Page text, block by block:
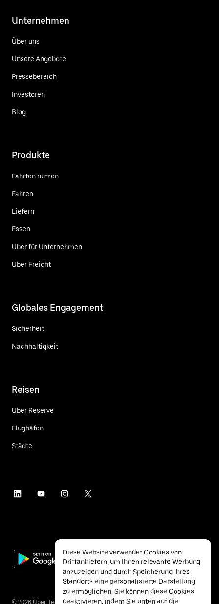
Unternehmen
Über uns
Unsere Angebote
Pressebereich
Investoren
Blog
Produkte
Fahrten nutzen
Fahren
Liefern
Essen
Uber für Unternehmen
Uber Freight
Globales Engagement
Sicherheit
Nachhaltigkeit
Reisen
Uber Reserve
Flughäfen
Städte
© 2026 Uber Technologies Inc.
Diese Website verwendet Cookies von
Drittanbietern, um Ihnen relevante Werbung
anzuzeigen und durch Speicherung Ihres
Standorts eine personalisierte Darstellung
zu ermöglichen. Sie können diese Cookies
deaktivieren, indem Sie unten auf die